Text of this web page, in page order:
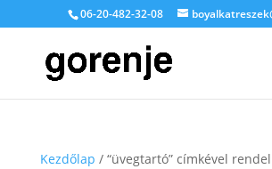
06-20-482-32-08
Kezdőlap / “üvegtartó” címkével